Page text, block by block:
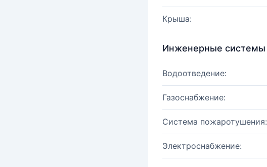
Крыша:
Инженерные системы
Водоотведение:
Газоснабжение:
Система пожаротушения:
Электроснабжение: